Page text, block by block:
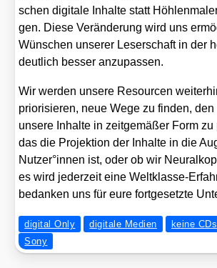
schen digi­ta­le Inhal­te statt
gen. Die­se Ver­än­de­rung wird uns
Wün­schen unse­rer Leser­schaft in der
deut­lich bes­ser anzu­pas­sen.
Wir wer­den unse­re Resour­cen
prio­ri­sie­ren, neue Wege zu fin­den, den
unse­re Inhal­te in zeit­ge­mä­ßer Form zu
das die Pro­jek­ti­on der Inhal­te in die
Nutzer°innen ist, oder ob wir
es wird jeder­zeit eine Welt­klas­se-
bedan­ken uns für eure fort­ge­setz­te
digital Only digitale Medien keine CDs
Sony